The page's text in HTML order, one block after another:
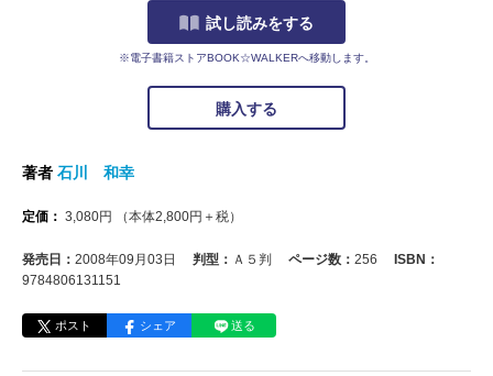
試し読みをする
※電子書籍ストアBOOK☆WALKERへ移動します。
購入する
著者 石川 和幸
定価： 3,080円 （本体2,800円＋税）
発売日： 2008年09月03日 判型： Ａ５判 ページ数： 256
ISBN：
9784806131151
ポスト シェア 送る